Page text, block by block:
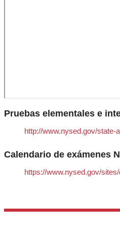
Pruebas elementales e
http://www.nysed.gov/state-
Calendario de exámenes
https://www.nysed.gov/